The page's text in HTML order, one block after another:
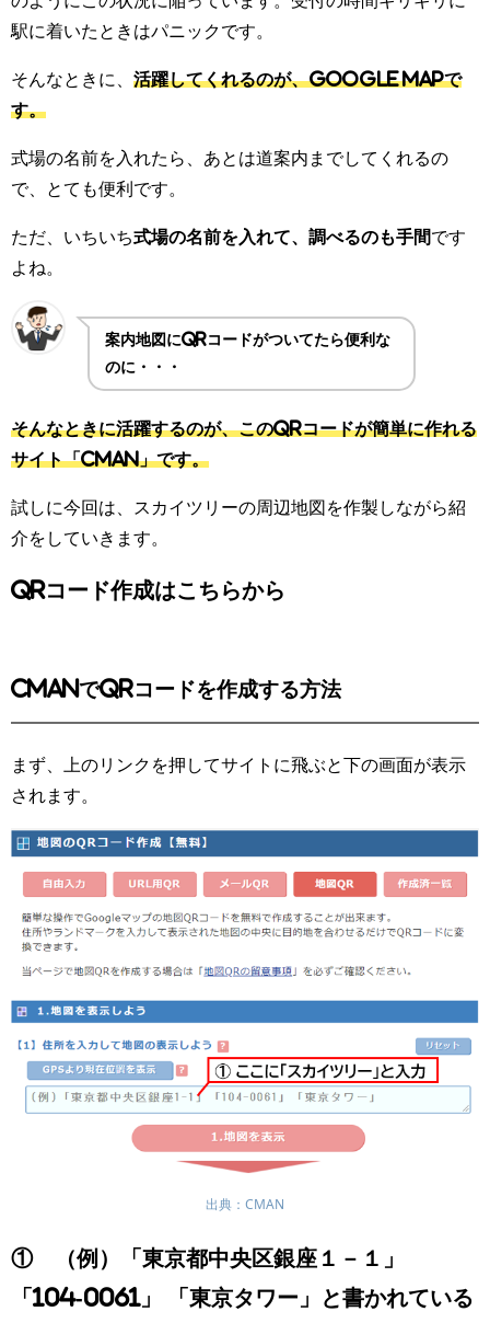
駅に着いたときはパニックです。
そんなときに、 活躍してくれるのが、Google Mapで
す。
式場の名前を入れたら、あとは道案内までしてくれるの
で、とても便利です。
ただ、いちいち式場の名前を入れて、調べるのも手間です
よね。
案内地図にQRコードがついてたら便利な
のに・・・
そんなときに活躍するのが、このQRコードが簡単に作れる
サイト「CMAN」です。
試しに今回は、スカイツリーの周辺地図を作製しながら紹
介をしていきます。
QRコード作成はこちらから
CMANでQRコードを作成する方法
まず、上のリンクを押してサイトに飛ぶと下の画面が表示
されます。
出典：CMAN
① （例）「東京都中央区銀座１－１」
「104-0061」 「東京タワー」と書かれている